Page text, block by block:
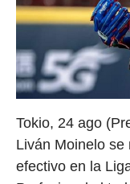
Tokio, 24 ago
Liván Moinelo
efectivo en la